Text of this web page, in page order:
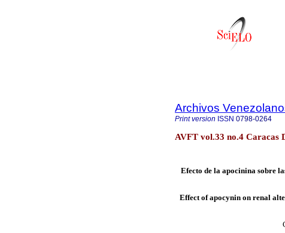
Archivos
Print version ISSN 0798-0264
AVFT vol.33 no.4 Caracas
Efecto de la apocinina sobre
Effect of apocynin on renal